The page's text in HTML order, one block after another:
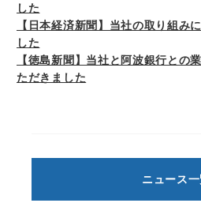
した
【日本経済新聞】当社の取り組み
した
【徳島新聞】当社と阿波銀行との
ただきました
ニュース